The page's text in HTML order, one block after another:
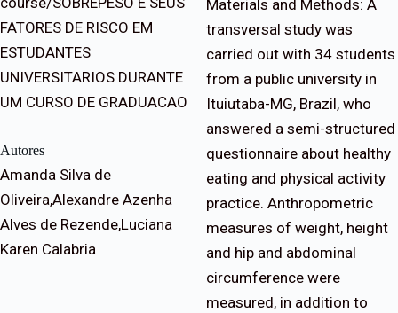
FATORES DE RISCO EM
ESTUDANTES
UNIVERSITARIOS DURANTE
UM CURSO DE GRADUACAO
Autores
Amanda Silva de
Oliveira,Alexandre Azenha
Alves de Rezende,Luciana
Karen Calabria
Materials and Methods: A
transversal study was
carried out with 34 students
from a public university in
Ituiutaba-MG, Brazil, who
answered a semi-structured
questionnaire about healthy
eating and physical activity
practice. Anthropometric
measures of weight, height
and hip and abdominal
circumference were
measured, in addition to